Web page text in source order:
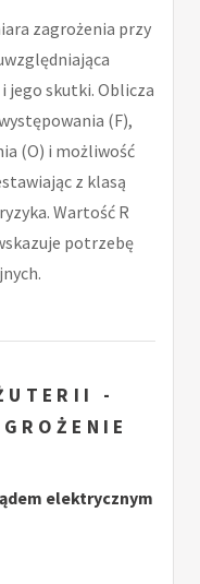
zagrożenia przy
jego skutki. Oblicza
(F),
(O) i możliwość
z klasą
Wartość R
potrzebę
-
elektrycznym